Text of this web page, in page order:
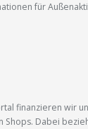
für
finanzieren wir
Shops. Dabei